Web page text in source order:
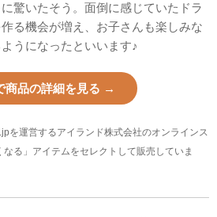
驚いたそう。面倒に感じていたドラ
る機会が増え、お子さんも楽しみな
うになったといいます♪
商品の詳細を見る →
を運営するアイランド株式会社のオンラインス
なる」アイテムをセレクトして販売していま